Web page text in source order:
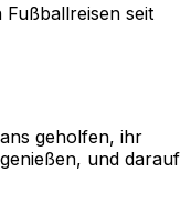
seit
geholfen, ihr
und darauf